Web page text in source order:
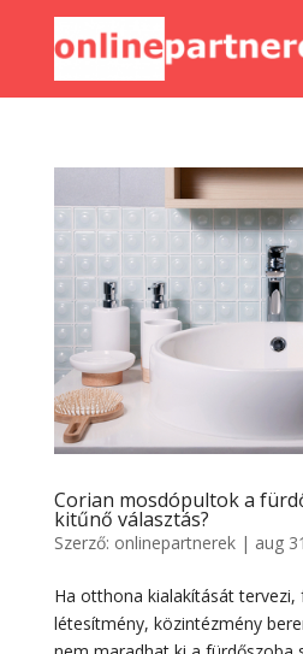
Corian mosdópultok a
kitűnő választás?
Szerző: onlinepartnerek| aug
Ha otthona kialakítását tervezi,
létesítmény, közintézmény